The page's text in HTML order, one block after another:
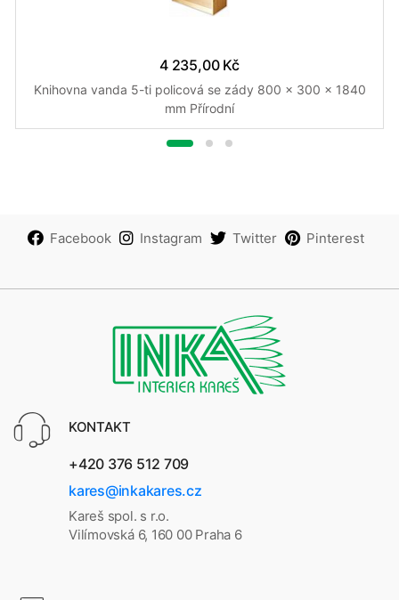
4 235,00 Kč
Knihovna vanda 5-ti policová se zády 800 x 300 x 1840
mm Přírodní
Facebook Instagram Twitter Pinterest
KONTAKT
+420 376 512 709
kares@inkakares.cz
Kareš spol. s r.o.
Vilímovská 6, 160 00 Praha 6